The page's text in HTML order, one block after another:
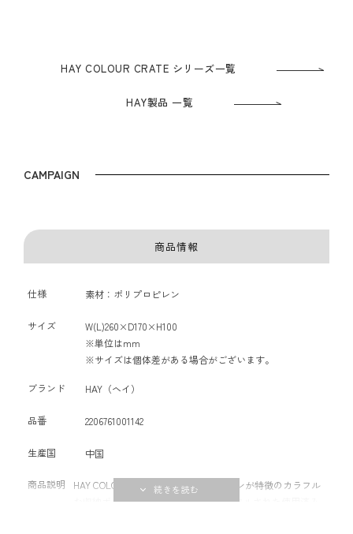
HAY COLOUR CRATE シリーズ一覧
HAY製品 一覧
CAMPAIGN
商品情報
仕様 素材：ポリプロピレン
サイズ
W(L)260×D170×H100
※単位はmm
※サイズは個体差がある場合がございます。
ブランド HAY（ヘイ）
品番 2206761001142
生産国 中国
商品説明
HAY COLOUR CRATEは、穴あきデザインが特徴のカラフル
な収納ボックスシリーズです。リサイクルされた使用済み